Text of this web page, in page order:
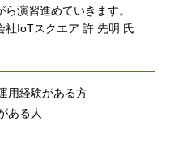
ら演習進めていきます。
社IoTスクエア 許 先明 氏
用経験がある方
ある人